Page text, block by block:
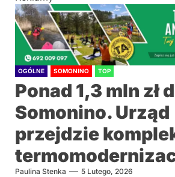
OGÓLNE SOMONINO TOP
Ponad 1,3 mln zł
Somonino. Urząd
przejdzie
Paulina Stenka 5 Lutego, 2026